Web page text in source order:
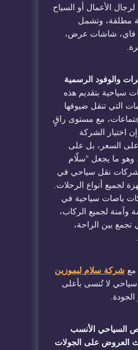
الأعمال أو السياح
مطلقة، وتشمل
فاي، شاشات عرض،
والوفود الرسمية
سياحية بتقديم هذه
التي تنقل ضيوفها
مع مستوى راقٍ
اختيار الشركة
على السعر، بل على
وهو ما يجعل “سلّام
نقل سياحي في
لجميع أنواع الرحلات.
باصات سياحية في
لجميع الركاب،
بين الراحة،
مع شركة سلام ليموزين
سياحي لا تُنسى بأعلى
الجودة.
السياحي الأنسب
العروض على الجولات